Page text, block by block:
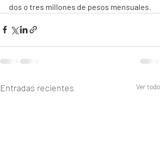
dos o tres millones de pesos mensuales.
Entradas recientes Ver todo